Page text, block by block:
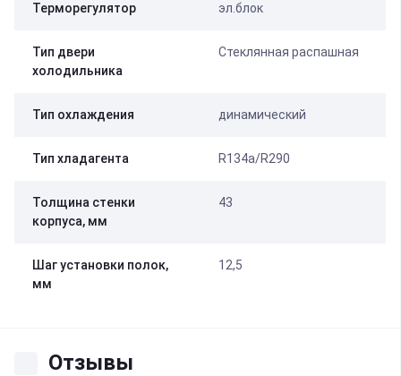
Терморегулятор эл.блок
Тип двери
холодильника
Стеклянная распашная
Тип охлаждения динамический
Тип хладагента R134a/R290
Толщина стенки
корпуса, мм
43
Шаг установки полок,
мм
12,5
Отзывы